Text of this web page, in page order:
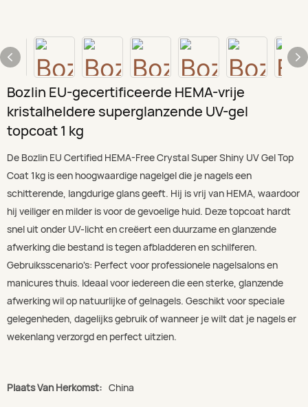
Bozlin EU-gecertificeerde HEMA-vrije
kristalheldere superglanzende UV-gel
topcoat 1 kg
De Bozlin EU Certified HEMA-Free Crystal Super Shiny UV Gel Top
Coat 1kg is een hoogwaardige nagelgel die je nagels een
schitterende, langdurige glans geeft. Hij is vrij van HEMA, waardoor
hij veiliger en milder is voor de gevoelige huid. Deze topcoat hardt
snel uit onder UV-licht en creëert een duurzame en glanzende
afwerking die bestand is tegen afbladderen en schilferen.
Gebruiksscenario's: Perfect voor professionele nagelsalons en
manicures thuis. Ideaal voor iedereen die een sterke, glanzende
afwerking wil op natuurlijke of gelnagels. Geschikt voor speciale
gelegenheden, dagelijks gebruik of wanneer je wilt dat je nagels er
wekenlang verzorgd en perfect uitzien.
Plaats Van Herkomst: China